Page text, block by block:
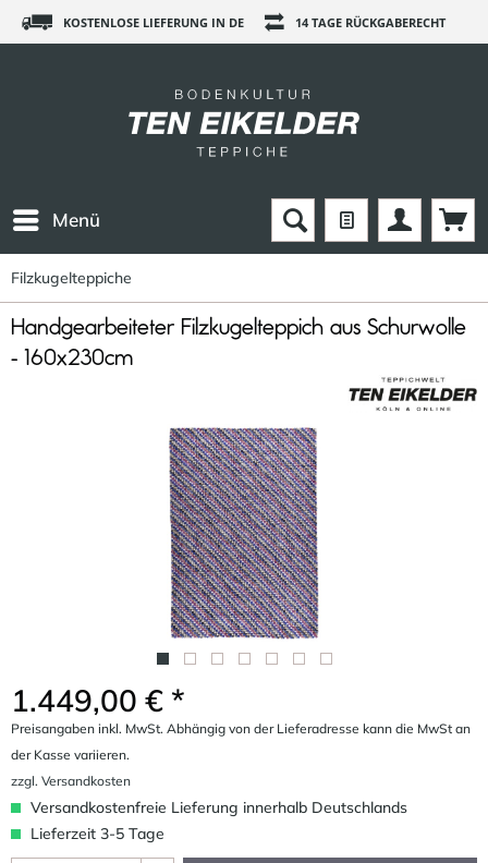
KOSTENLOSE LIEFERUNG IN DE 14 TAGE RÜCKGABERECHT
Menü
Filzkugelteppiche
Handgearbeiteter Filzkugelteppich aus Schurwolle
- 160x230cm
1.449,00 € *
Preisangaben inkl. MwSt. Abhängig von der Lieferadresse kann die MwSt an
der Kasse variieren.
zzgl. Versandkosten
Versandkostenfreie Lieferung innerhalb Deutschlands
Lieferzeit 3-5 Tage